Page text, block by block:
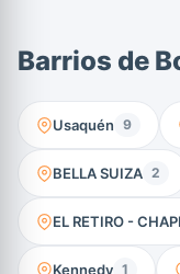
Barrios de
Usaquén 9
BELLA SUIZA 2
EL RETIRO -
Kennedy 1